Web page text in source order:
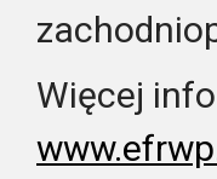
Więcej